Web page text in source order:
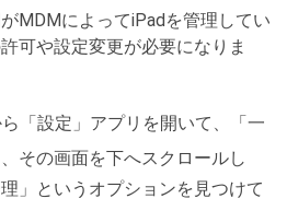
MDMによってiPadを管理してい
可や設定変更が必要になりま
「設定」アプリを開いて、「一
その画面を下へスクロールし
」というオプションを見つけて